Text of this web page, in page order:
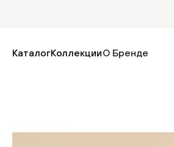
КаталогКоллекцииО Бренде